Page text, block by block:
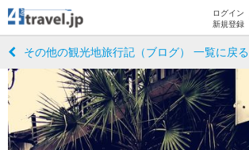
ログイン
新規登録
その他の観光地旅行記（ブログ） 一覧に戻る